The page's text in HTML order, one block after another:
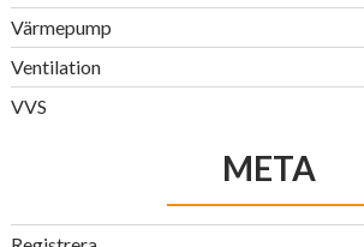
Värmepump
Ventilation
VVS
META